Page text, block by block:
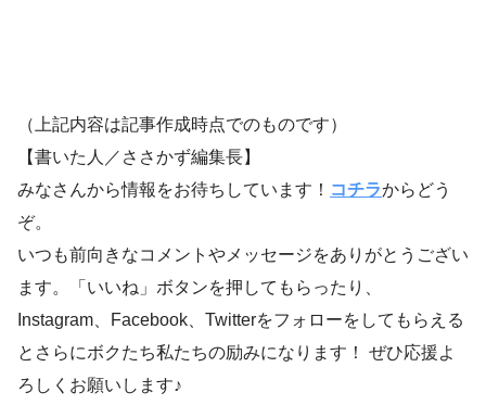
（上記内容は記事作成時点でのものです）
【書いた人／ささかず編集長】
みなさんから情報をお待ちしています！ コチラからどう
ぞ。
いつも前向きなコメントやメッセージをありがとうござい
ます。「いいね」ボタンを押してもらったり、
Instagram、Facebook、Twitterをフォローをしてもらえる
とさらにボクたち私たちの励みになります！ ぜひ応援よ
ろしくお願いします♪